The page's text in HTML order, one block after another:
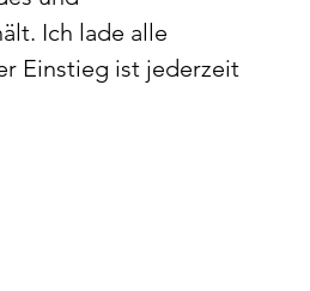
Ich lade alle
Einstieg ist jederzeit